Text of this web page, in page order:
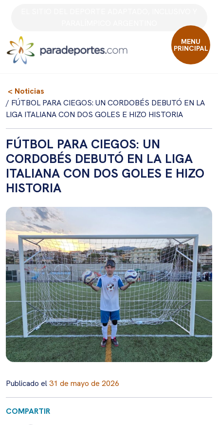
MENU
PRINCIPAL
< Noticias
/ FÚTBOL PARA CIEGOS: UN CORDOBÉS DEBUTÓ EN LA
LIGA ITALIANA CON DOS GOLES E HIZO HISTORIA
FÚTBOL PARA CIEGOS: UN
CORDOBÉS DEBUTÓ EN LA LIGA
ITALIANA CON DOS GOLES E HIZO
HISTORIA
Publicado el31 de mayo de 2026
COMPARTIR